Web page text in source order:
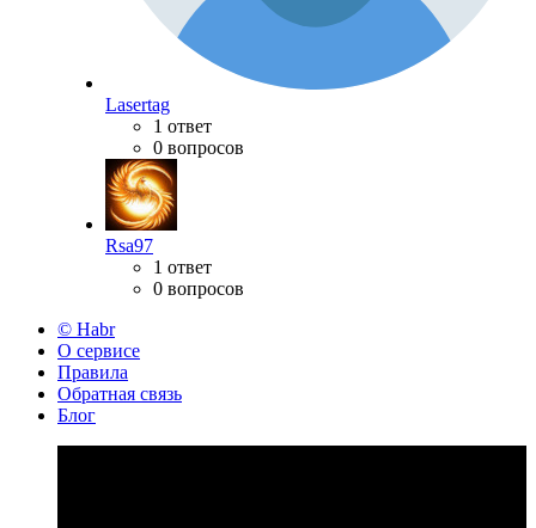
Lasertag
1 ответ
0 вопросов
Rsa97
1 ответ
0 вопросов
© Habr
О сервисе
Правила
Обратная связь
Блог